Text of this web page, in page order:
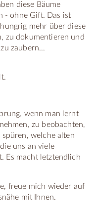
diese Bäume
- ohne Gift. Das ist
mehr über diese
zu dokumentieren und
zaubern...
wenn man lernt
zu beobachten,
welche alten
uns an viele
Es macht letztendlich
freue mich wieder auf
mit Ihnen.